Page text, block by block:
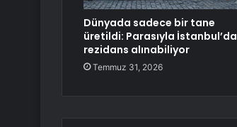
Dünyada sadece bir tane
üretildi: Parasıyla İstanbul’da
rezidans alınabiliyor
Temmuz 31, 2026